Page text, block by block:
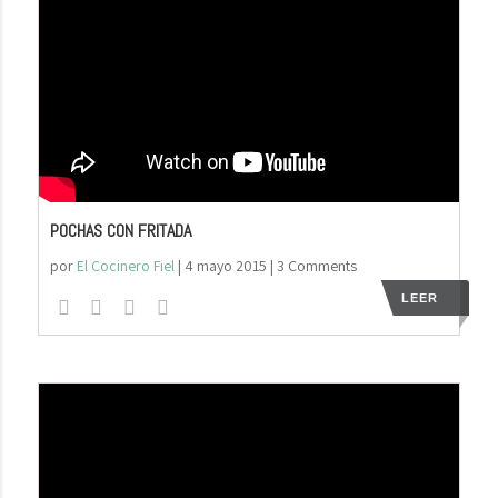
POCHAS CON FRITADA
por El Cocinero Fiel| 4 mayo 2015 | 3 Comments
LEER